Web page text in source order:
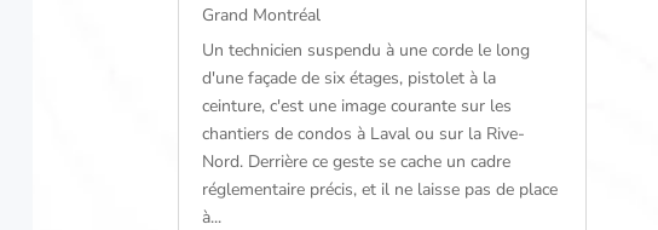
Grand Montréal
Un technicien suspendu à une corde le long
d'une façade de six étages, pistolet à la
ceinture, c'est une image courante sur les
chantiers de condos à Laval ou sur la Rive-
Nord. Derrière ce geste se cache un cadre
réglementaire précis, et il ne laisse pas de place
à...